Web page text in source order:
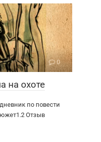
0
на охоте
по повести
Отзыв